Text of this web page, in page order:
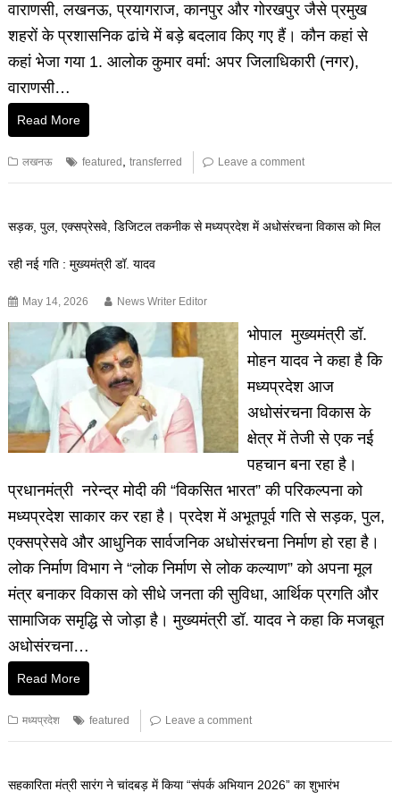
वाराणसी, लखनऊ, प्रयागराज, कानपुर और गोरखपुर जैसे प्रमुख
शहरों के प्रशासनिक ढांचे में बड़े बदलाव किए गए हैं। कौन कहां से
कहां भेजा गया 1. आलोक कुमार वर्मा: अपर जिलाधिकारी (नगर),
वाराणसी…
Read More
लखनऊ featured ,transferred Leave a comment
सड़क, पुल, एक्सप्रेसवे, डिजिटल तकनीक से मध्यप्रदेश में अधोसंरचना विकास को मिल
रही नई गति : मुख्यमंत्री डॉ. यादव
May 14, 2026 News Writer Editor
भोपाल मुख्यमंत्री डॉ.
मोहन यादव ने कहा है कि
मध्यप्रदेश आज
अधोसंरचना विकास के
क्षेत्र में तेजी से एक नई
पहचान बना रहा है।
प्रधानमंत्री नरेन्द्र मोदी की “विकसित भारत” की परिकल्पना को
मध्यप्रदेश साकार कर रहा है। प्रदेश में अभूतपूर्व गति से सड़क, पुल,
एक्सप्रेसवे और आधुनिक सार्वजनिक अधोसंरचना निर्माण हो रहा है।
लोक निर्माण विभाग ने “लोक निर्माण से लोक कल्याण” को अपना मूल
मंत्र बनाकर विकास को सीधे जनता की सुविधा, आर्थिक प्रगति और
सामाजिक समृद्धि से जोड़ा है। मुख्यमंत्री डॉ. यादव ने कहा कि मजबूत
अधोसंरचना…
Read More
मध्यप्रदेश featured Leave a comment
सहकारिता मंत्री सारंग ने चांदबड़ में किया “संपर्क अभियान 2026” का शुभारंभ